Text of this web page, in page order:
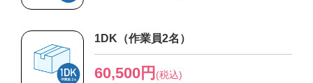
1DK（作業員2名）
60,500円 (税込)